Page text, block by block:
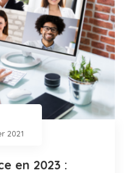
2021
en 2023 :